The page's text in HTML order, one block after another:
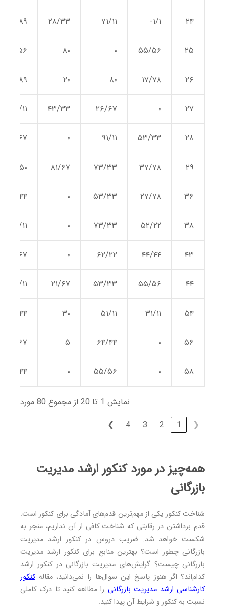
۲۴ ۱/۱- ۷۱/۱۱ ۲۸/۳۳ ۳۸/۸۹
۲۵ ۵۵/۵۶ ۰ ۸۰ ۲۵/۵۶
۲۶ ۱۷/۷۸ ۸۰ ۲۰ ۲۸/۸۹
۲۷ ۰ ۲۶/۶۷ ۴۳/۳۳ ۳۱/۱۱
۲۸ ۵۳/۳۳ ۹۱/۱۱ ۰ ۴۶/۶۷
۲۹ ۳۷/۷۸ ۷۳/۳۳ ۸۱/۶۷ ۵۰
۳۶ ۲۷/۷۸ ۵۳/۳۳ ۰ ۳۴/۴۴
۳۸ ۵۲/۲۲ ۷۳/۳۳ ۰ ۵۱/۱۱
۴۳ ۴۴/۴۴ ۶۲/۲۲ ۰ ۲۶/۶۷
۴۴ ۵۵/۵۶ ۵۳/۳۳ ۲۱/۶۷ ۴۱/۱۱
۵۴ ۳۱/۱۱ ۵۱/۱۱ ۳۰ ۲۴/۴۴
۵۶ ۰ ۶۴/۴۴ ۵ ۳۶/۶۷
۵۸ ۰ ۵۵/۵۶ ۰ ۳۴/۴۴
نمایش 1 تا 20 از مجموع 80 مورد
❮
1
2
3
4
❯
همه‌چیز در مورد کنکور ارشد مدیریت
بازرگانی
شناخت کنکور یکی از مهم‌ترین قدم‌های آمادگی برای کنکور است.
قدم برداشتن در رقابتی که شناخت کافی از آن نداریم، منجر به
شکست خواهد شد. ضریب دروس در کنکور ارشد مدیریت
بازرگانی چطور است؟ بهترین منابع برای کنکور ارشد مدیریت
بازرگانی چیست؟ گرایش‌های مدیریت بازرگانی در کنکور ارشد
کدام‌اند؟ اگر هنوز پاسخ این سوال‌ها را نمی‌دانید، مقالهکنکور
کارشناسی ارشد مدیریت بازرگانی را مطالعه کنید تا درک کاملی
نسبت به کنکور و شرایط آن پیدا کنید.